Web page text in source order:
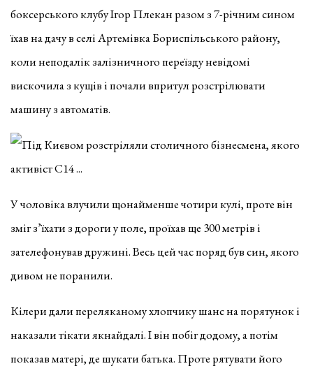
боксерського клубу Ігор Плекан разом з 7-річним сином
їхав на дачу в селі Артемівка Бориспільського району,
коли неподалік залізничного переїзду невідомі
вискочила з кущів і почали впритул розстрілювати
машину з автоматів.
У чоловіка влучили щонайменше чотири кулі, проте він
зміг з’їхати з дороги у поле, проїхав ще 300 метрів і
зателефонував дружині. Весь цей час поряд був син, якого
дивом не поранили.
Кілери дали переляканому хлопчику шанс на порятунок і
наказали тікати якнайдалі. І він побіг додому, а потім
показав матері, де шукати батька. Проте рятувати його